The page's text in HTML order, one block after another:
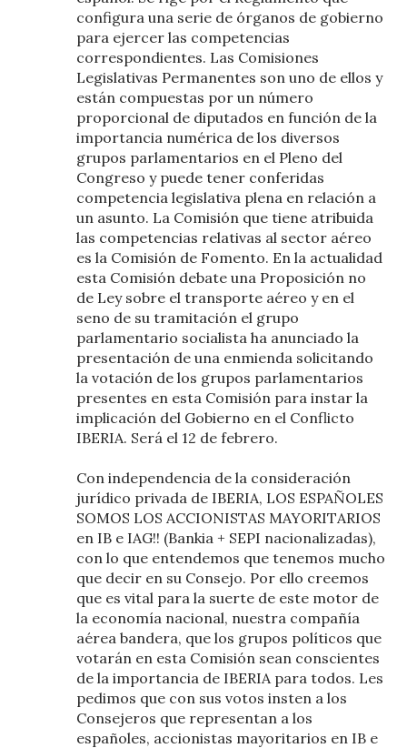
configura una serie de órganos de gobierno
para ejercer las competencias
correspondientes. Las Comisiones
Legislativas Permanentes son uno de ellos y
están compuestas por un número
proporcional de diputados en función de la
importancia numérica de los diversos
grupos parlamentarios en el Pleno del
Congreso y puede tener conferidas
competencia legislativa plena en relación a
un asunto. La Comisión que tiene atribuida
las competencias relativas al sector aéreo
es la Comisión de Fomento. En la actualidad
esta Comisión debate una Proposición no
de Ley sobre el transporte aéreo y en el
seno de su tramitación el grupo
parlamentario socialista ha anunciado la
presentación de una enmienda solicitando
la votación de los grupos parlamentarios
presentes en esta Comisión para instar la
implicación del Gobierno en el Conflicto
IBERIA. Será el 12 de febrero.
Con independencia de la consideración
jurídico privada de IBERIA, LOS ESPAÑOLES
SOMOS LOS ACCIONISTAS MAYORITARIOS
en IB e IAG!! (Bankia + SEPI nacionalizadas),
con lo que entendemos que tenemos mucho
que decir en su Consejo. Por ello creemos
que es vital para la suerte de este motor de
la economía nacional, nuestra compañía
aérea bandera, que los grupos políticos que
votarán en esta Comisión sean conscientes
de la importancia de IBERIA para todos. Les
pedimos que con sus votos insten a los
Consejeros que representan a los
españoles, accionistas mayoritarios en IB e